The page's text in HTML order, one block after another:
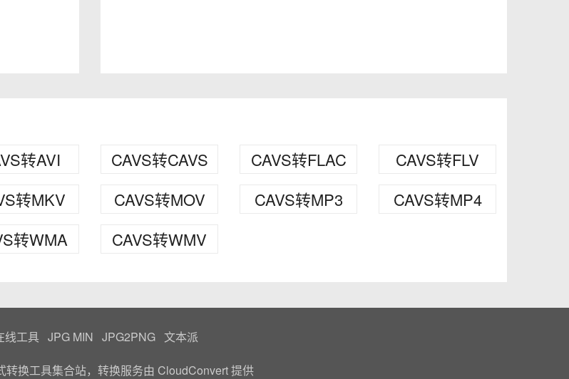
转AVI CAVS转CAVS CAVS转FLAC
CAVS转FLV
转MKV CAVS转MOV CAVS转MP3
CAVS转MP4
转WMA CAVS转WMV
线工具 JPG MIN JPG2PNG 文本派
转换工具集合站，转换服务由 CloudConvert提供